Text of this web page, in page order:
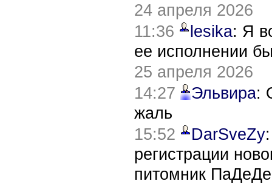
24 апреля 2026
11:36
lesika: Я
ее исполнении
25 апреля 2026
14:27
Эльвира:
жаль
15:52
DarSveZy
регистрации
питомник